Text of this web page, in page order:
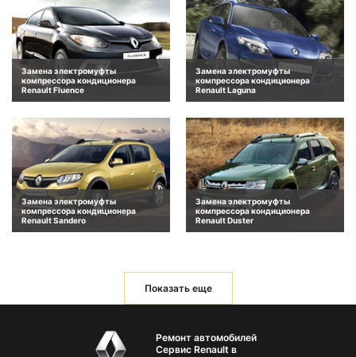
Замена электромуфты
компрессора кондиционера
Renault Fluence
Замена электромуфты
компрессора кондиционера
Renault Laguna
Замена электромуфты
компрессора кондиционера
Renault Sandero
Замена электромуфты
компрессора кондиционера
Renault Duster
Показать еще
Ремонт автомобилей
Сервис Renault в